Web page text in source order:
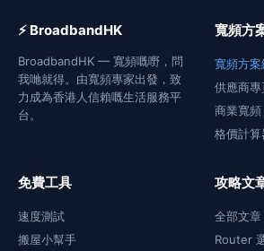
⚡ BroadbandHK
BroadbandHK — 寬頻嘅嘢，問
我哋就得。由寬頻專家出發，致
力成為香港人信賴嘅生活服務平
台。
寬頻方
寬頻方案
供應商專
商業寬頻
格價計算
免費工具
速度測試
搬屋小幫手
攻略文
全部文章
Router